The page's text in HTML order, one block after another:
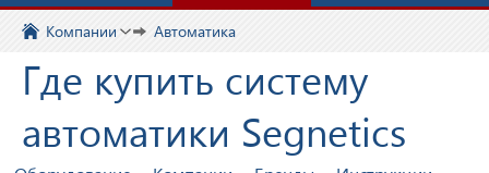
Компании Автоматика
Где купить систему
автоматики Segnetics